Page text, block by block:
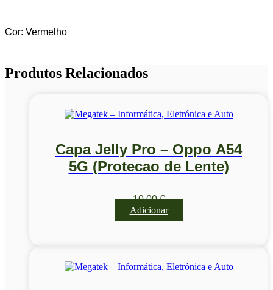
Cor: Vermelho
Produtos Relacionados
Capa Jelly Pro – Oppo A54
5G (Protecao de Lente)
10,00€
Adicionar